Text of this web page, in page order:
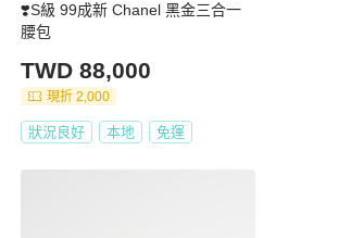
❣️S級 99成新 Chanel 黑金三合一
腰包
TWD 88,000
現折 2,000
狀況良好 本地 免運